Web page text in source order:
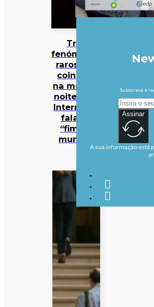
Três
fenómenos
raros vão
coincidir
na mesma
noite… e a
Internet já
fala no
“fim do
mundo”
Subscreva e
Assinar
A sua informação está